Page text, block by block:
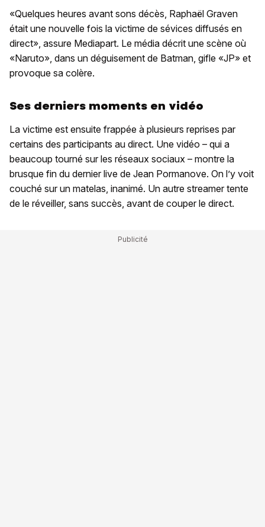
«Quelques heures avant sons décès, Raphaël Graven
était une nouvelle fois la victime de sévices diffusés en
direct», assure Mediapart. Le média décrit une scène où
«Naruto», dans un déguisement de Batman, gifle «JP» et
provoque sa colère.
Ses derniers moments en vidéo
La victime est ensuite frappée à plusieurs reprises par
certains des participants au direct. Une vidéo – qui a
beaucoup tourné sur les réseaux sociaux – montre la
brusque fin du dernier live de Jean Pormanove. On l’y voit
couché sur un matelas, inanimé. Un autre streamer tente
de le réveiller, sans succès, avant de couper le direct.